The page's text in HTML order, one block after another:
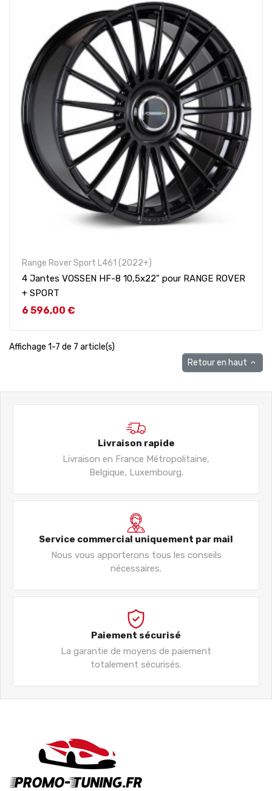
Range Rover Sport L461 (2022+)
4 Jantes VOSSEN HF-8 10,5x22" pour RANGE ROVER
+ SPORT
Prix
6 596,00 €
Affichage 1-7 de 7 article(s)
Retour en haut 
Livraison rapide
Livraison en France Métropolitaine,
Belgique, Luxembourg.
Service commercial uniquement par mail
Nous vous apporterons tous les conseils
nécessaires.
Paiement sécurisé
La garantie de moyens de paiement
totalement sécurisés.